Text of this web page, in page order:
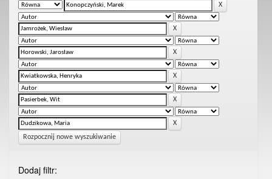
Rozpocznij nowe wyszukiwanie
Dodaj filtr: